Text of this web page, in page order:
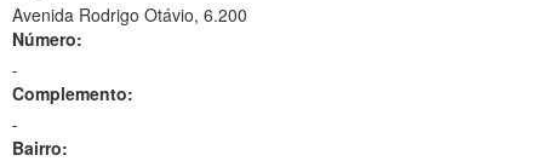
Avenida Rodrigo Otávio, 6.200
Número:
-
Complemento:
-
Bairro: